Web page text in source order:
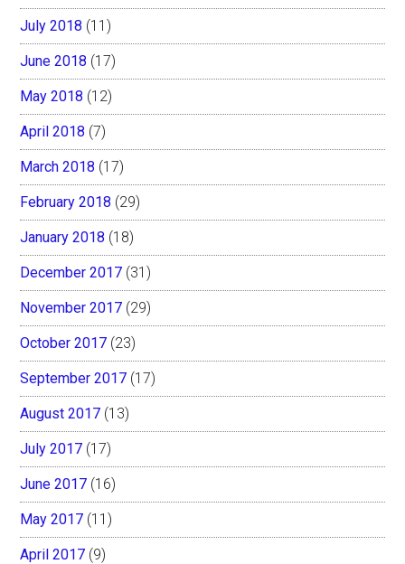
July 2018 (11)
June 2018 (17)
May 2018 (12)
April 2018 (7)
March 2018 (17)
February 2018 (29)
January 2018 (18)
December 2017 (31)
November 2017 (29)
October 2017 (23)
September 2017 (17)
August 2017 (13)
July 2017 (17)
June 2017 (16)
May 2017 (11)
April 2017 (9)